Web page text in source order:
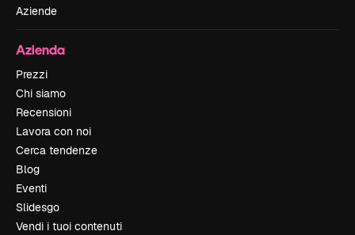
Aziende
Azienda
Prezzi
Chi siamo
Recensioni
Lavora con noi
Cerca tendenze
Blog
Eventi
Slidesgo
Vendi i tuoi contenuti